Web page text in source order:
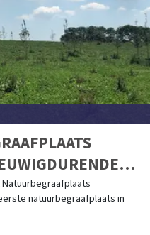
Natuurbegraafplaats
natuurbegraafplaats in